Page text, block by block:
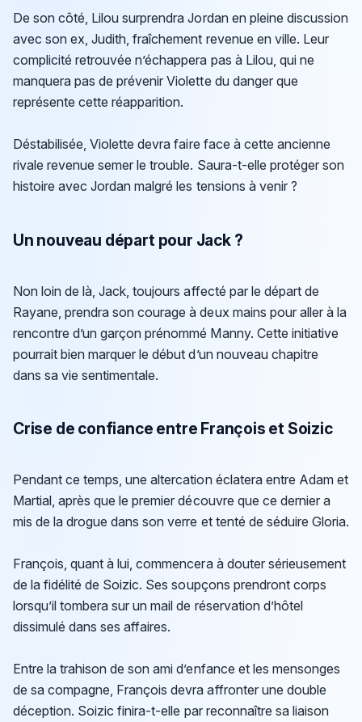
De son côté, Lilou surprendra Jordan en pleine discussion
avec son ex, Judith, fraîchement revenue en ville. Leur
complicité retrouvée n’échappera pas à Lilou, qui ne
manquera pas de prévenir Violette du danger que
représente cette réapparition.
Déstabilisée, Violette devra faire face à cette ancienne
rivale revenue semer le trouble. Saura-t-elle protéger son
histoire avec Jordan malgré les tensions à venir ?
Un nouveau départ pour Jack ?
Non loin de là, Jack, toujours affecté par le départ de
Rayane, prendra son courage à deux mains pour aller à la
rencontre d’un garçon prénommé Manny. Cette initiative
pourrait bien marquer le début d’un nouveau chapitre
dans sa vie sentimentale.
Crise de confiance entre François et Soizic
Pendant ce temps, une altercation éclatera entre Adam et
Martial, après que le premier découvre que ce dernier a
mis de la drogue dans son verre et tenté de séduire Gloria.
François, quant à lui, commencera à douter sérieusement
de la fidélité de Soizic. Ses soupçons prendront corps
lorsqu’il tombera sur un mail de réservation d’hôtel
dissimulé dans ses affaires.
Entre la trahison de son ami d’enfance et les mensonges
de sa compagne, François devra affronter une double
déception. Soizic finira-t-elle par reconnaître sa liaison